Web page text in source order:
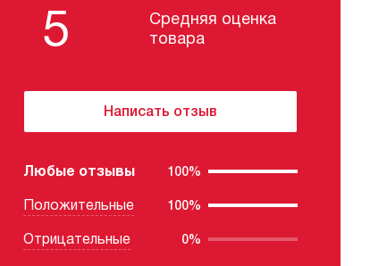
5
Средняя оценка
товара
Написать отзыв
Любые отзывы 100%
Положительные 100%
Отрицательные 0%